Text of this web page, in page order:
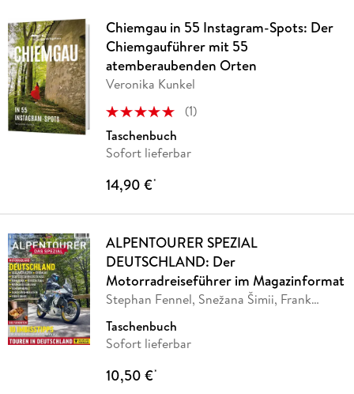
Chiemgau in 55 Instagram-Spots: Der
Chiemgauführer mit 55
atemberaubenden Orten
Veronika Kunkel
(1)
Taschenbuch
Sofort lieferbar
14,90 €*
ALPENTOURER SPEZIAL
DEUTSCHLAND: Der
Motorradreiseführer im Magazinformat
Stephan Fennel, Snežana Šimii, Frank
Taschenbuch
Sofort lieferbar
10,50 €*